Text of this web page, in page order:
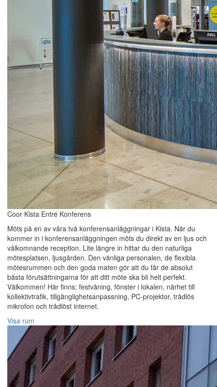
Coor Kista Entré Konferens
Möts på en av våra två konferensanläggningar i Kista. När du
kommer in i konferensanläggningen möts du direkt av en ljus och
välkomnande reception. Lite längre in hittar du den naturliga
mötesplatsen, ljusgården. Den vänliga personalen, de flexibla
mötesrummen och den goda maten gör att du får de absolut
bästa förutsättningarna för att ditt möte ska bli helt perfekt.
Välkommen! Här finns: festvåning, fönster i lokalen, närhet till
kollektivtrafik, tillgänglighetsanpassning, PC-projektor, trådlös
mikrofon och trådlöst internet.
Visa rum